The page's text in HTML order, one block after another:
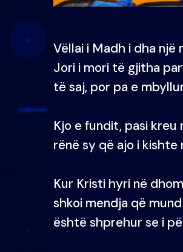
Vëllai i Madh i dha
Jori i mori të gjitha
të saj, por pa e
Kjo e fundit, pasi
rënë sy që ajo i
Kur Kristi hyri në
shkoi mendja që
është shprehur se i